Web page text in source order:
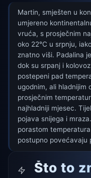
Martin, smješten u
umjereno
vruća, s prosječnim
oko 22°C u srpnju,
znatno viši. Padalina
dok su srpanj i
postepeni pad
ugodnim, ali hladnijim
prosječnim
najhladniji mjesec.
pojava snijega i
porastom
postupno povećavaju
Što to